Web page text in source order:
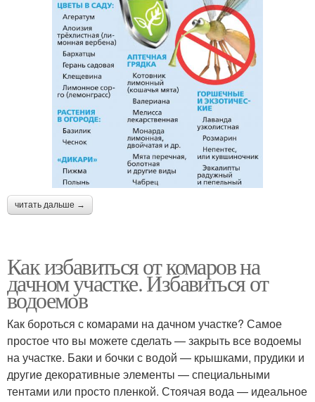
читать дальше →
Как избавиться от комаров на
дачном участке. Избавиться от
водоемов
Как бороться с комарами на дачном участке? Самое
простое что вы можете сделать — закрыть все водоемы
на участке. Баки и бочки с водой — крышками, прудики и
другие декоративные элементы — специальными
тентами или просто пленкой. Стоячая вода — идеальное